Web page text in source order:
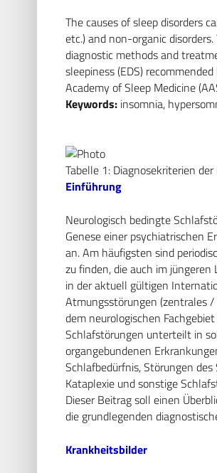
The causes of sleep disorders
etc.) and non-organic
diagnostic methods and
sleepiness (EDS)
Academy of Sleep Medicine
Keywords: insomnia,
Tabelle 1: Diagnosekriterien
Einführung
Neurologisch bedingte
Genese einer psychiatrischen
an. Am häufigsten sind
zu finden, die auch im
in der aktuell gültigen
Atmungsstörungen (zentrales
dem neurologischen
Schlafstörungen unterteilt in
organgebundenen
Schlafbedürfnis, Störungen
Kataplexie und sonstige
Dieser Beitrag soll einen
die grundlegenden
Krankheitsbilder